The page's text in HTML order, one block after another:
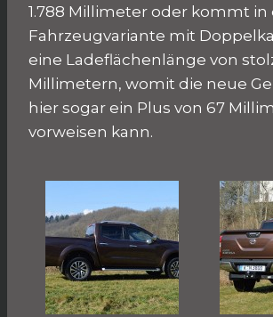
1.788 Millimeter oder kommt in
Fahrzeugvariante mit
eine Ladeflächenlänge von
Millimetern, womit die neue
hier sogar ein Plus von 67
vorweisen kann.